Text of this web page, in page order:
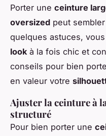
Porter une ceinture
oversized peut
quelques astuces,
lookà la fois chic et
conseils pour bien
en valeur votre
Ajuster la ceinture à
structuré
Pour bien porter une